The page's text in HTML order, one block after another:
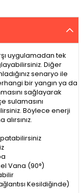
uygulamadan tek
Diğer
senaryo ile
bir yangın ya da
sağlayarak
sulamasını
Böylece enerji
Vana (90°)
Kesildiğinde)